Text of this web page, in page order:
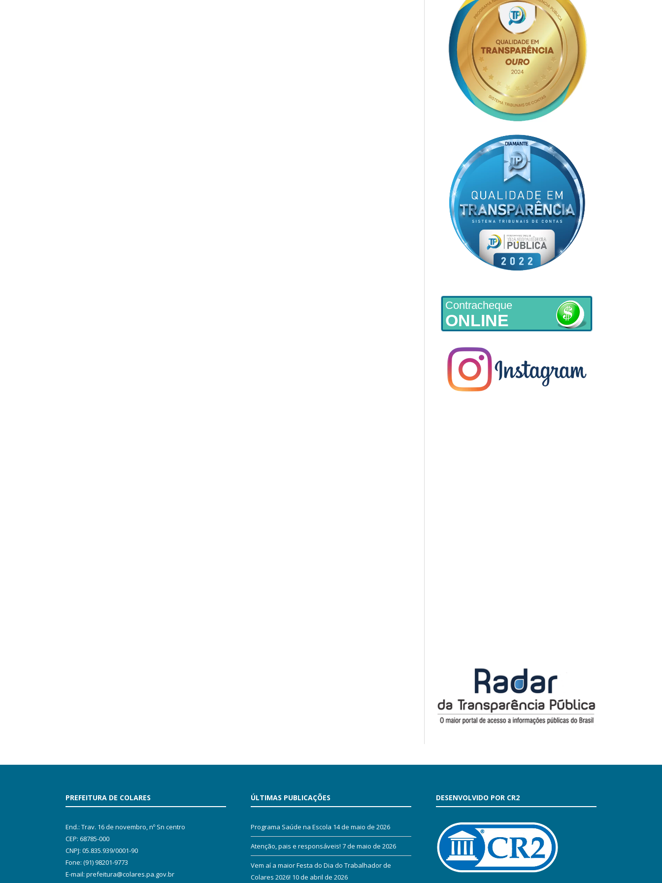
Contracheque
ONLINE
PREFEITURA DE COLARES
End.: Trav. 16 de novembro, nº Sn centro
CEP: 68785-000
CNPJ: 05.835.939/0001-90
Fone: (91) 98201-9773
E-mail: prefeitura@colares.pa.gov.br
ÚLTIMAS PUBLICAÇÕES
Programa Saúde na Escola 14 de maio de 2026
Atenção, pais e responsáveis! 7 de maio de 2026
Vem aí a maior Festa do Dia do Trabalhador de
Colares 2026! 10 de abril de 2026
DESENVOLVIDO POR CR2